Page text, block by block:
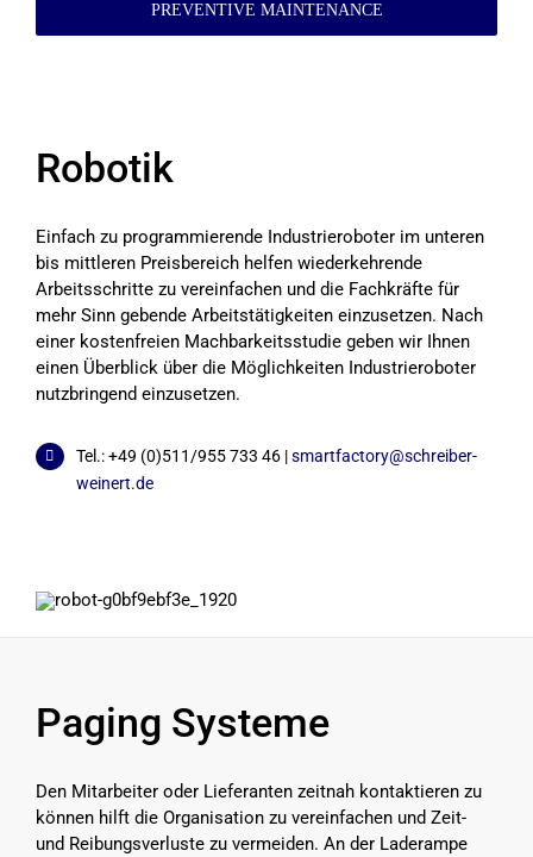
PREVENTIVE MAINTENANCE
Robotik
Einfach zu programmierende Industrieroboter im unteren
bis mittleren Preisbereich helfen wiederkehrende
Arbeitsschritte zu vereinfachen und die Fachkräfte für
mehr Sinn gebende Arbeitstätigkeiten einzusetzen. Nach
einer kostenfreien Machbarkeitsstudie geben wir Ihnen
einen Überblick über die Möglichkeiten Industrieroboter
nutzbringend einzusetzen.
Tel.: +49 (0)511/955 733 46 |smartfactory@schreiber-
weinert.de
Paging Systeme
Den Mitarbeiter oder Lieferanten zeitnah kontaktieren zu
können hilft die Organisation zu vereinfachen und Zeit-
und Reibungsverluste zu vermeiden. An der Laderampe